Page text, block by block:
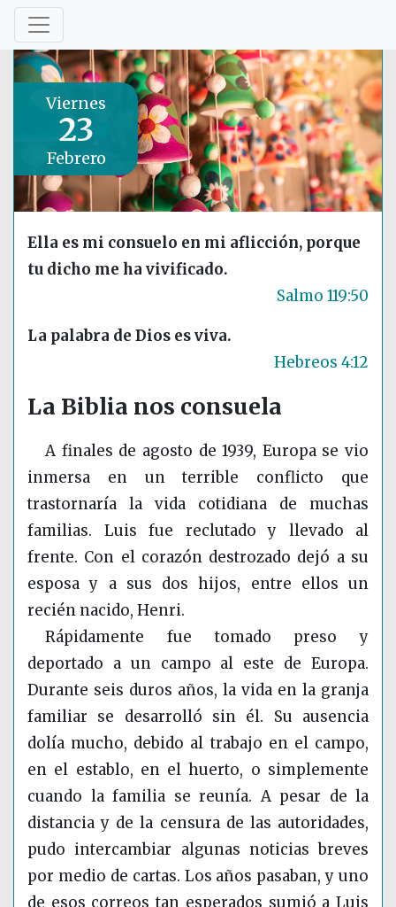
Viernes
23
Febrero
Ella es mi consuelo en mi aflicción, porque
tu dicho me ha vivificado.
Salmo 119:50
La palabra de Dios es viva.
Hebreos 4:12
La Biblia nos consuela
A finales de agosto de 1939, Europa se vio
inmersa en un terrible conflicto que
trastornaría la vida cotidiana de muchas
familias. Luis fue reclutado y llevado al
frente. Con el corazón destrozado dejó a su
esposa y a sus dos hijos, entre ellos un
recién nacido, Henri.
Rápidamente fue tomado preso y
deportado a un campo al este de Europa.
Durante seis duros años, la vida en la granja
familiar se desarrolló sin él. Su ausencia
dolía mucho, debido al trabajo en el campo,
en el establo, en el huerto, o simplemente
cuando la familia se reunía. A pesar de la
distancia y de la censura de las autoridades,
pudo intercambiar algunas noticias breves
por medio de cartas. Los años pasaban, y uno
de esos correos tan esperados sumió a Luis